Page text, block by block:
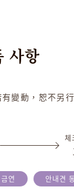
사항
有變動，恕不另
연 안내견